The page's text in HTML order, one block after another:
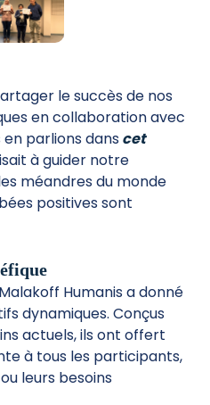
le succès de nos
en collaboration avec
en parlions danscet
à guider notre
méandres du monde
positives sont
Humanis a donné
dynamiques. Conçus
actuels, ils ont offert
à tous les participants,
leurs besoins